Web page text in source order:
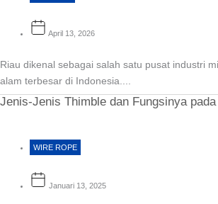
April 13, 2026
Riau dikenal sebagai salah satu pusat industri
alam terbesar di Indonesia....
Jenis-Jenis Thimble dan Fungsinya
WIRE ROPE
Januari 13, 2025